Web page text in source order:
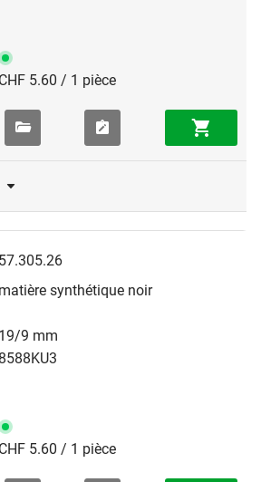
CHF 5.60 / 1 pièce
57.305.26
matière synthétique noir
19/9 mm
8588KU3
CHF 5.60 / 1 pièce